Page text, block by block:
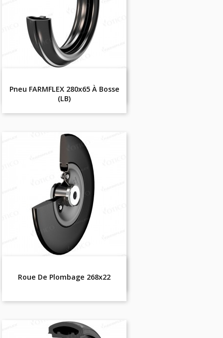
Pneu FARMFLEX 280x65 À Bosse
(LB)
Roue De Plombage 268x22